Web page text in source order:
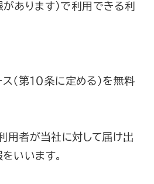
あります）で利用できる利
１０条に定める）を無料
利用者が当社に対して届け出
いいます。